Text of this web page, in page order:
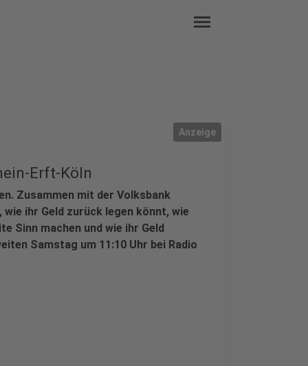
menu
Anzeige
Erft-Köln
Zusammen mit der Volksbank
ihr Geld zurück legen könnt, wie
Sinn machen und wie ihr Geld
Samstag um 11:10 Uhr bei Radio